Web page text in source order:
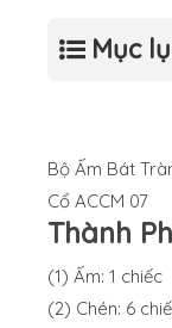
Mục
Bộ Ấm Bát
Cổ ACCM 07
Thành
(1) Ấm: 1 chiếc
(2) Chén: 6